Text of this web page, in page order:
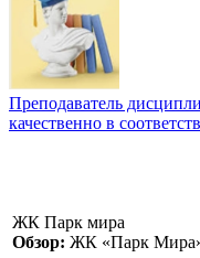
Преподаватель
качественно в
ЖК Парк мира
Обзор: ЖК «Парк Мира»